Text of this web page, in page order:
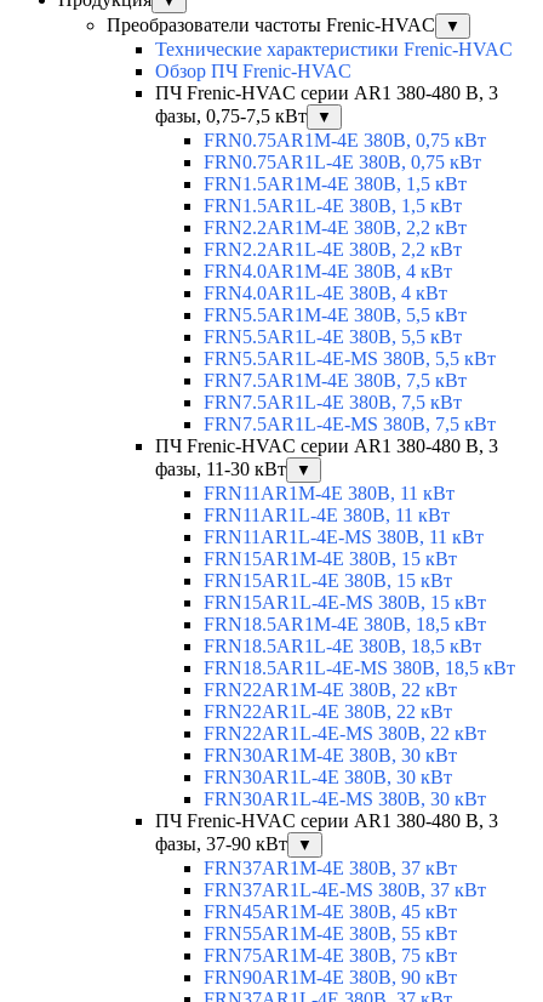
Преобразователи частоты Frenic-HVAC ▼
Технические характеристики Frenic-HVAC
Обзор ПЧ Frenic-HVAC
ПЧ Frenic-HVAC серии AR1 380-480 В, 3
фазы, 0,75-7,5 кВт
▼
FRN0.75AR1M-4E 380В, 0,75 кВт
FRN0.75AR1L-4E 380В, 0,75 кВт
FRN1.5AR1M-4E 380В, 1,5 кВт
FRN1.5AR1L-4E 380В, 1,5 кВт
FRN2.2AR1M-4E 380В, 2,2 кВт
FRN2.2AR1L-4E 380В, 2,2 кВт
FRN4.0AR1M-4E 380В, 4 кВт
FRN4.0AR1L-4E 380В, 4 кВт
FRN5.5AR1M-4E 380В, 5,5 кВт
FRN5.5AR1L-4E 380В, 5,5 кВт
FRN5.5AR1L-4E-MS 380В, 5,5 кВт
FRN7.5AR1M-4E 380В, 7,5 кВт
FRN7.5AR1L-4E 380В, 7,5 кВт
FRN7.5AR1L-4E-MS 380В, 7,5 кВт
ПЧ Frenic-HVAC серии AR1 380-480 В, 3
фазы, 11-30 кВт
▼
FRN11AR1M-4E 380В, 11 кВт
FRN11AR1L-4E 380В, 11 кВт
FRN11AR1L-4E-MS 380В, 11 кВт
FRN15AR1M-4E 380В, 15 кВт
FRN15AR1L-4E 380В, 15 кВт
FRN15AR1L-4E-MS 380В, 15 кВт
FRN18.5AR1M-4E 380В, 18,5 кВт
FRN18.5AR1L-4E 380В, 18,5 кВт
FRN18.5AR1L-4E-MS 380В, 18,5 кВт
FRN22AR1M-4E 380В, 22 кВт
FRN22AR1L-4E 380В, 22 кВт
FRN22AR1L-4E-MS 380В, 22 кВт
FRN30AR1M-4E 380В, 30 кВт
FRN30AR1L-4E 380В, 30 кВт
FRN30AR1L-4E-MS 380В, 30 кВт
ПЧ Frenic-HVAC серии AR1 380-480 В, 3
фазы, 37-90 кВт
▼
FRN37AR1M-4E 380В, 37 кВт
FRN37AR1L-4E-MS 380В, 37 кВт
FRN45AR1M-4E 380В, 45 кВт
FRN55AR1M-4E 380В, 55 кВт
FRN75AR1M-4E 380В, 75 кВт
FRN90AR1M-4E 380В, 90 кВт